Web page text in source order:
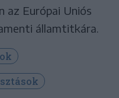
az Európai Uniós
államtitkára.